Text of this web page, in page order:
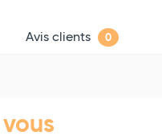
Avis clients 0